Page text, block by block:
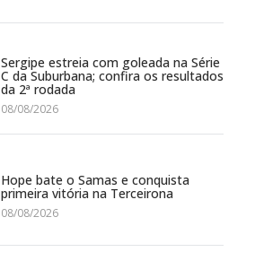
Sergipe estreia com goleada na Série
C da Suburbana; confira os resultados
da 2ª rodada
08/08/2026
Hope bate o Samas e conquista
primeira vitória na Terceirona
08/08/2026